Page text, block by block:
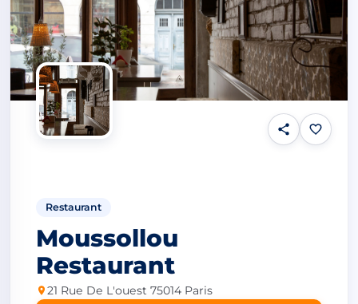
Restaurant
Moussollou
Restaurant
21 Rue De L'ouest 75014 Paris